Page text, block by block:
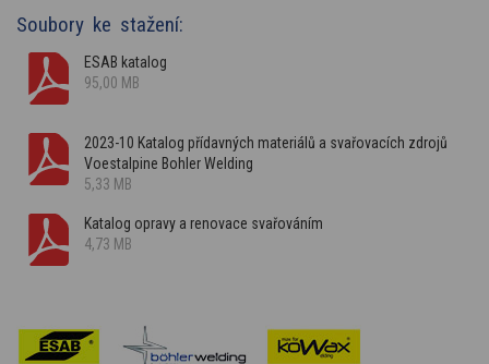
Soubory ke stažení:
ESAB katalog
95,00 MB
2023-10 Katalog přídavných materiálů a svařovacích zdrojů
Voestalpine Bohler Welding
5,33 MB
Katalog opravy a renovace svařováním
4,73 MB